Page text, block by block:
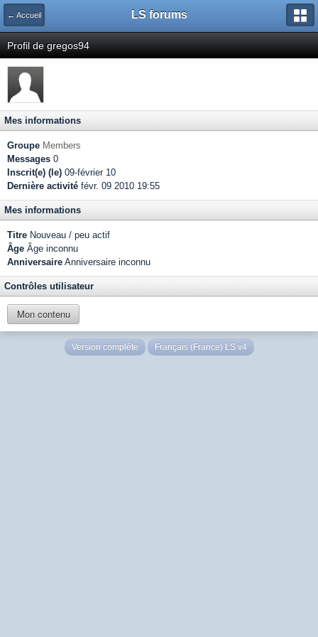
← Accueil LS forums
Profil de gregos94
Mes informations
Groupe Members
Messages 0
Inscrit(e) (le) 09-février 10
Dernière activité févr. 09 2010 19:55
Mes informations
Titre Nouveau / peu actif
Âge Âge inconnu
Anniversaire Anniversaire inconnu
Contrôles utilisateur
Mon contenu
Version complète Français (France) LS v4